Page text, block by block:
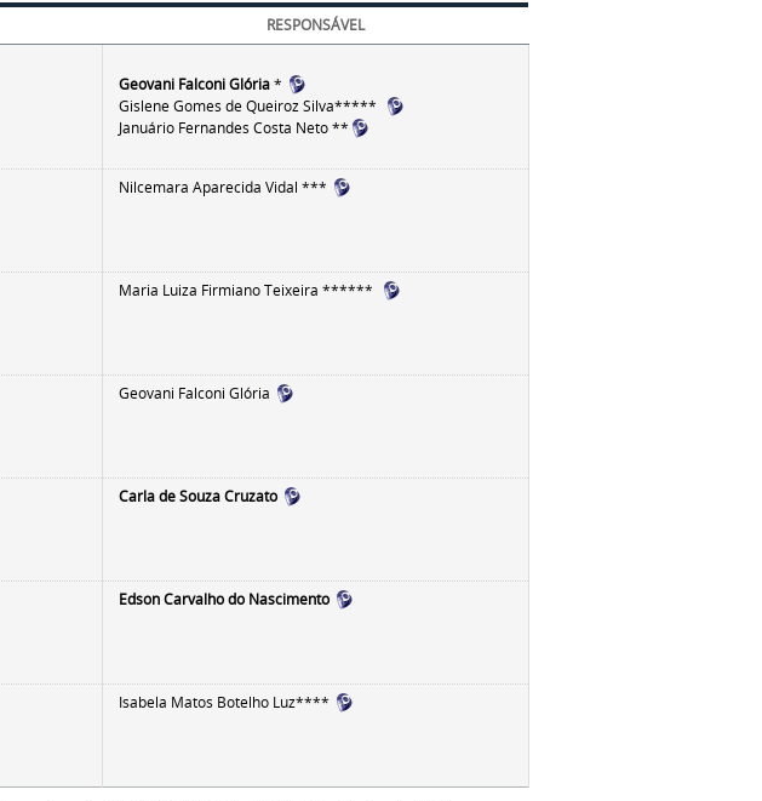
RESPONSÁVEL
Geovani Falconi Glória*
Gislene Gomes de Queiroz Silva*****
Januário Fernandes Costa Neto **
Nilcemara Aparecida Vidal ***
Maria Luiza Firmiano Teixeira ******
Geovani Falconi Glória
Carla de Souza Cruzato
Edson Carvalho do Nascimento
Isabela Matos Botelho Luz****